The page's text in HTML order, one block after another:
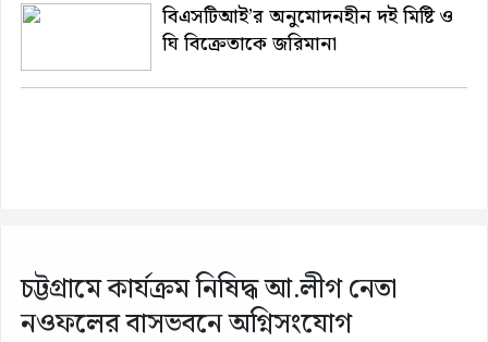
বিএসটিআই’র অনুমোদনহীন দই মিষ্টি ও
ঘি বিক্রেতাকে জরিমানা
চট্টগ্রামে কার্যক্রম নিষিদ্ধ আ.লীগ নেতা
নওফলের বাসভবনে অগ্নিসংযোগ